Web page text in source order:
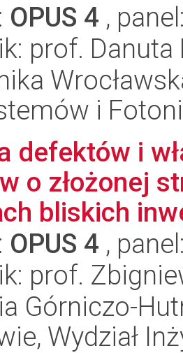
OPUS 4 ,
prof.
i
defektów i
o złożonej
bliskich
OPUS 4 ,
prof.
Górniczo-
Wydział